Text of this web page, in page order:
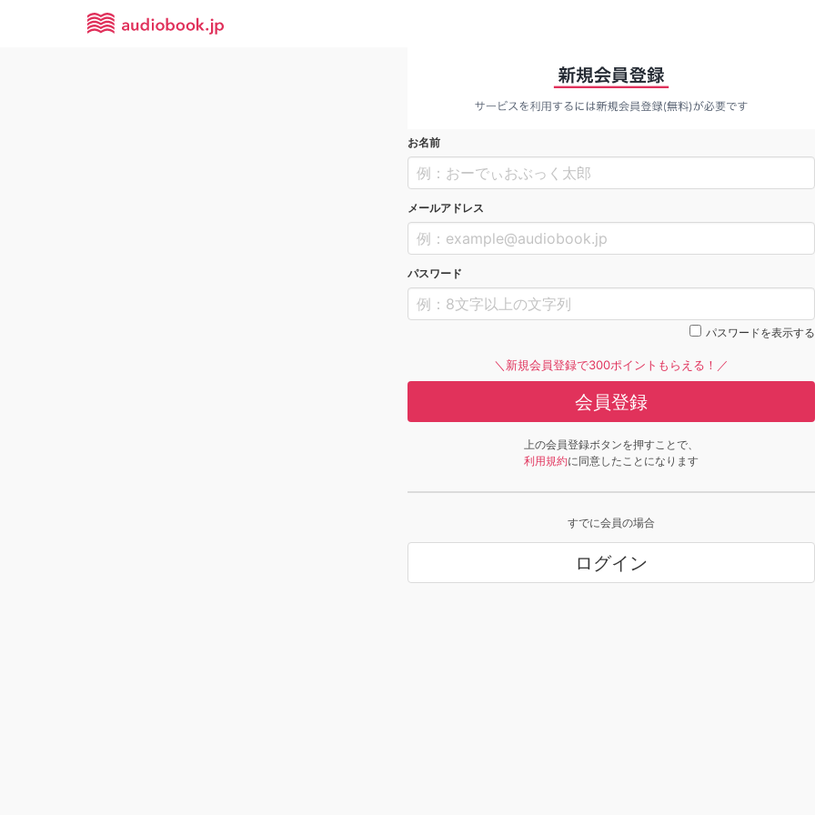
お名前
メールアドレス
パスワード
パスワードを表示する
＼新規会員登録で300ポイントもらえる！／
会員登録
上の会員登録ボタンを押すことで、
利用規約に同意したことになります
すでに会員の場合
ログイン